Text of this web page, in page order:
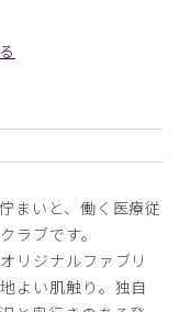
まいと、働く医療従
ラブです。
リジナルファブリ
よい肌触り。独自